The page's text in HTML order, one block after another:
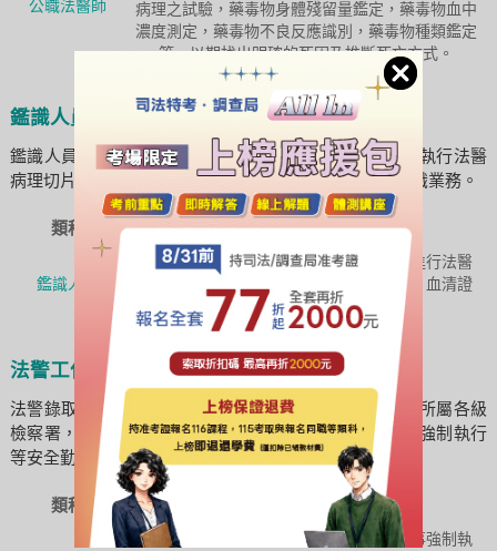
公職法醫師
病理之試驗，藥毒物身體殘留量鑑定，藥毒物血中
濃度測定，藥毒物不良反應識別，藥毒物種類鑑定
等，以期找出明確的死因及推斷死亡方式。
鑑識人員工作內容
鑑識人員錄取後，主要分發至法務部法醫研究所，負責執行法醫
病理切片、毒藥物檢驗、血清證物及DNA鑑定等專業鑑識業務。
類科 工作內容簡述
鑑識人員
對各級地方法院暨檢察署委託之鑑定案，進行法醫
病理切片及其相關死因鑑定、法醫毒藥物、血清證
物及 DNA 鑑定等。
法警工作內容
法警錄取後，主要分發至司法院所屬各級法院或法務部所屬各級
檢察署，負責維護法庭秩序、值勤、警衛、解送人犯及強制執行
等安全勤務。
類科 工作內容簡述
辦理值庭、候審戒護、具保責付、協助民事強制執